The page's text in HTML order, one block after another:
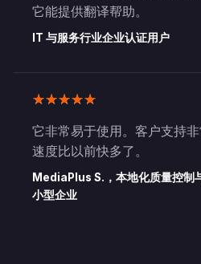
它能提供翻译帮助。
IT 与服务行业企业认证用户
它非常易于使用。客户支持
速度比以前快多了。
MediaPlus S.，本地化质量控制
小型企业